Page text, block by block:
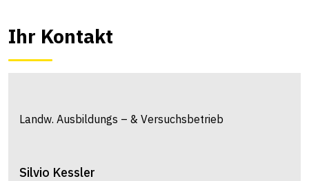
Ihr Kontakt
Landw. Ausbildungs – & Versuchsbetrieb
Silvio Kessler